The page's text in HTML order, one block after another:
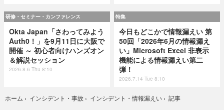
研修・セミナー・カンファレンス
Okta Japan「さわってみよう
Auth0！」を9月11日に大阪で
開催 ～ 初心者向けハンズオン
＆解説セッション
2026.8.6 Thu 8:10
特集
今日もどこかで情報漏えい 第
50回「2026年6月の情報漏え
い」Microsoft Excel 非表示
機能による情報漏えい第二
弾！
2026.7.14 Tue 8:10
ホーム › インシデント・事故 › インシデント・情報漏えい › 記事